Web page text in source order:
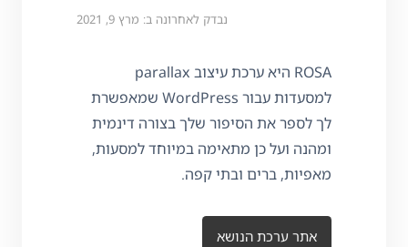
נבדק לאחרונה ב: מרץ 9, 2021
ROSA היא ערכת עיצוב parallax
למסעדות עבור WordPress שמאפשרת
לך לספר את הסיפור שלך בצורה דינמית
ומהנה ועל כן מתאימה במיוחד למסעות,
מאפיות, ברים ובתי קפה.
אתר ערכת הנושא